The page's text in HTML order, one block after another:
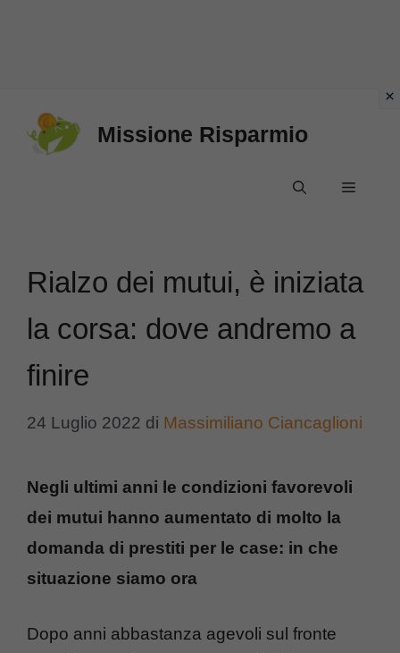
Missione Risparmio
Menu
Rialzo dei mutui, è iniziata
la corsa: dove andremo a
finire
24 Luglio 2022 di Massimiliano Ciancaglioni
Negli ultimi anni le condizioni favorevoli
dei mutui hanno aumentato di molto la
domanda di prestiti per le case: in che
situazione siamo ora
Dopo anni abbastanza agevoli sul fronte